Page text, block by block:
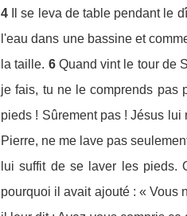
4
Il se leva de table pendant le
l'eau dans une bassine et
la taille. 6 Quand vint le tour de
je fais, tu ne le comprends pas
pieds ! Sûrement pas ! Jésus
Pierre, ne me lave pas
lui suffit de se laver les pieds.
pourquoi il avait ajouté : « Vous